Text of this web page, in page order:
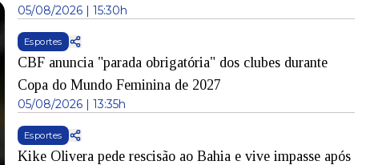
05/08/2026 | 15:30h
Esportes
CBF anuncia "parada obrigatória" dos clubes durante
Copa do Mundo Feminina de 2027
05/08/2026 | 13:35h
Esportes
Kike Olivera pede rescisão ao Bahia e vive impasse após